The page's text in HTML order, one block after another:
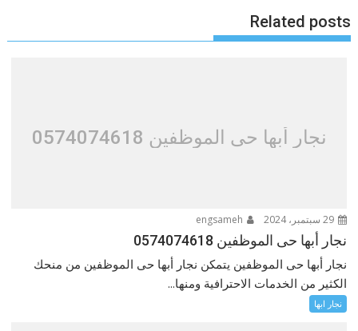
Related posts
نجار أبها حى الموظفين 0574074618
29 سبتمبر، 2024
نجار أبها حى الموظفين 0574074618
نجار أبها حى الموظفين يتمكن نجار أبها حى الموظفين من منحك
الكثير من الخدمات الاحترافية ومنها...
نجار ابها